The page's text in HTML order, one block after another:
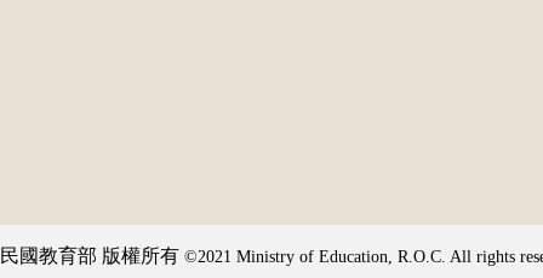
國教育部 版權所有 ©2021 Ministry of Education, R.O.C. All rights